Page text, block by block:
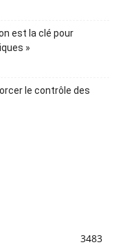
est la clé pour
»
le contrôle des
3483